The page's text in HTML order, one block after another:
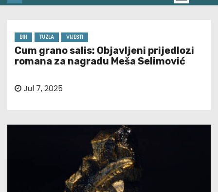
BIH TUZLA VIJESTI
Cum grano salis: Objavljeni prijedlozi
romana za nagradu Meša Selimović
Jul 7, 2025